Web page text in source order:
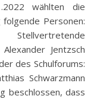
wählten die
Personen:
Jentzsch
des Schulforums:
Schwarzmann
beschlossen, dass